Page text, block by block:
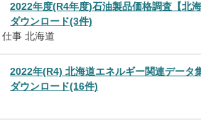
2022年度(R4年度)石油製品価格調査【北
ダウンロード(3件)
仕事 北海道
2022年(R4) 北海道エネルギー関連データ
ダウンロード(16件)